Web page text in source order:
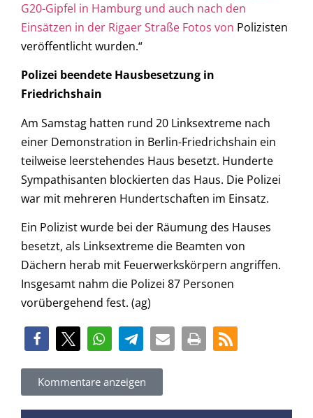
G20-Gipfel in Hamburg und auch nach den
Einsätzen in der Rigaer Straße Fotos von Polizisten
veröffentlicht wurden.“
Polizei beendete Hausbesetzung in
Friedrichshain
Am Samstag hatten rund 20 Linksextreme nach
einer Demonstration in Berlin-Friedrichshain ein
teilweise leerstehendes Haus besetzt. Hunderte
Sympathisanten blockierten das Haus. Die Polizei
war mit mehreren Hundertschaften im Einsatz.
Ein Polizist wurde bei der Räumung des Hauses
besetzt, als Linksextreme die Beamten von
Dächern herab mit Feuerwerkskörpern angriffen.
Insgesamt nahm die Polizei 87 Personen
vorübergehend fest. (ag)
Kommentare anzeigen